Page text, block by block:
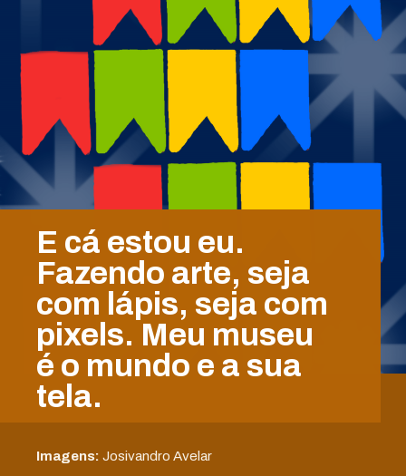
E cá estou eu.
Fazendo arte, seja
com lápis, seja com
pixels. Meu museu
é o mundo e a sua
tela.
Imagens:Josivandro Avelar